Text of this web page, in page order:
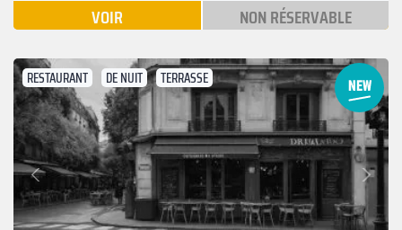
VOIR NON RÉSERVABLE
RESTAURANT DE NUIT TERRASSE
Précédent
Suivant